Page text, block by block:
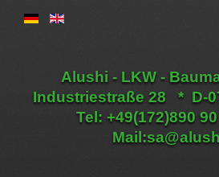
Alushi - LKW -
Industriestraße 28 * D-
Tel: +49(172)890
Mail: